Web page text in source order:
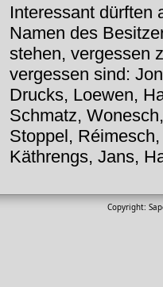
Interessant dürften
Namen des
stehen, vergessen
vergessen sind:
Drucks, Loewen,
Schmatz,
Stoppel,
Käthrengs, Jans,
Copyright: